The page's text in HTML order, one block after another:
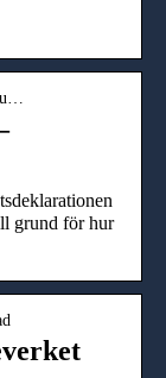
grund för hur